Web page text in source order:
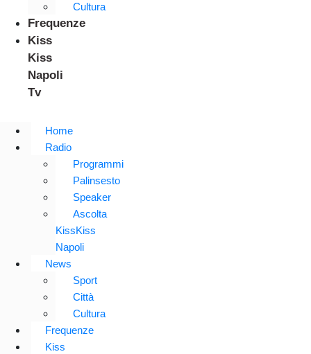
Cultura
Frequenze
Kiss
Kiss
Napoli
Tv
Home
Radio
Programmi
Palinsesto
Speaker
Ascolta
KissKiss
Napoli
News
Sport
Città
Cultura
Frequenze
Kiss